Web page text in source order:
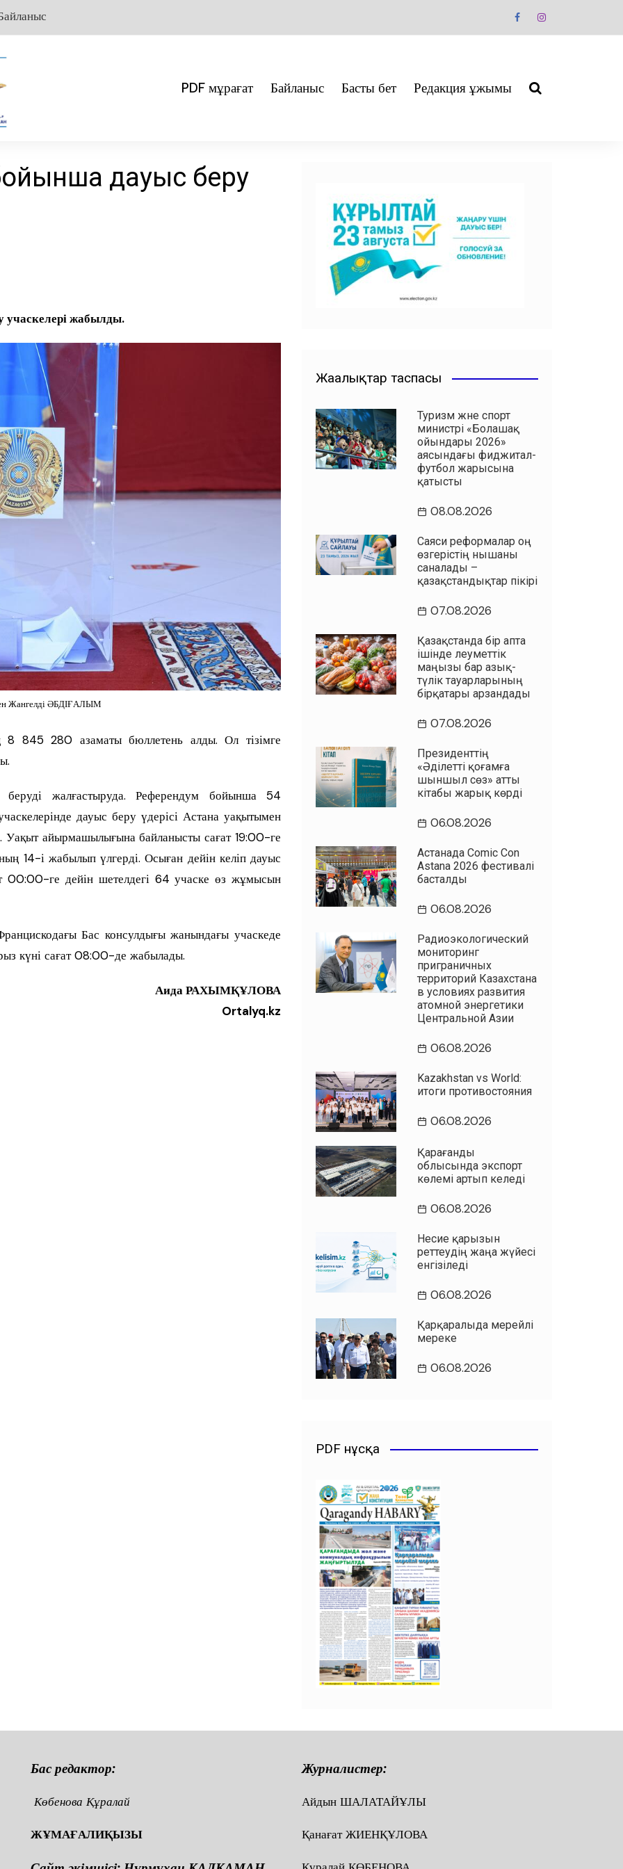
PDF мұрағат Байланыс Басты бет Редакция ұжымы
дауыс беру
учаскелері жабылды.
Жангелді ӘБДІҒАЛЫМ
8 845 280 азаматы бюллетень алды. Ол тізімге
жалғастыруда. Референдум бойынша 54
дауыс беру үдерісі Астана уақытымен
Уақыт айырмашылығына байланысты сағат 19:00-ге
14-і жабылып үлгерді. Осыған дейін келіп дауыс
ге дейін шетелдегі 64 учаске өз жұмысын
Бас консулдығы жанындағы учаскеде
күні сағат 08:00-де жабылады.
Аида РАХЫМҚҰЛОВА
Ortalyq.kz
Жаңалықтар таспасы
Туризм және спорт
министрі «Болашақ
ойындары 2026»
аясындағы фиджитал-
футбол жарысына
қатысты
08.08.2026
Саяси реформалар оң
өзгерістің нышаны
саналады –
қазақстандықтар пікірі
07.08.2026
Қазақстанда бір апта
ішінде әлеуметтік
маңызы бар азық-
түлік тауарларының
бірқатары арзандады
07.08.2026
Президенттің
«Әділетті қоғамға
шыншыл сөз» атты
кітабы жарық көрді
06.08.2026
Астанада Comic Con
Astana 2026 фестивалі
басталды
06.08.2026
Радиоэкологический
мониторинг
приграничных
территорий Казахстана
в условиях развития
атомной энергетики
Центральной Азии
06.08.2026
Kazakhstan vs World:
итоги противостояния
06.08.2026
Қарағанды
облысында экспорт
көлемі артып келеді
06.08.2026
Несие қарызын
реттеудің жаңа жүйесі
енгізіледі
06.08.2026
Қарқаралыда мерейлі
мереке
06.08.2026
PDF нұсқа
Бас редактор:
Көбенова Құралай
ЖҰМАҒАЛИҚЫЗЫ
Журналистер:
Айдын ШАЛАТАЙҰЛЫ
Қанағат ЖИЕНҚҰЛОВА